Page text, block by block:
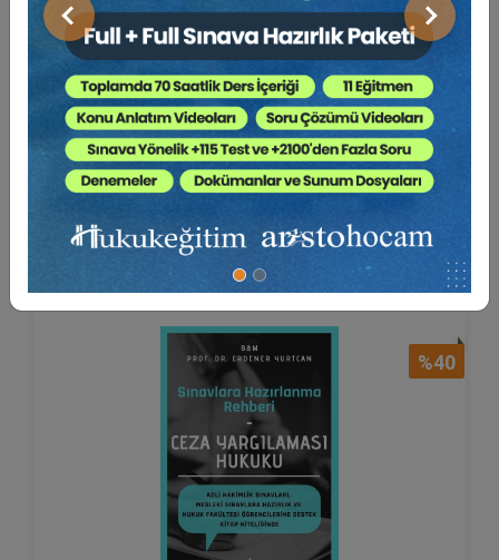
Önceki Sonraki
Uzlaştırmacı Sınavı Soru Bankası
Dr. Gökhan TANERİ
300 TL
180 TL Sepete Ekle
%40